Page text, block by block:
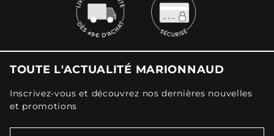
TOUTE L'ACTUALITÉ MARIONNAUD
Inscrivez-vous et découvrez nos dernières nouvelles
et promotions